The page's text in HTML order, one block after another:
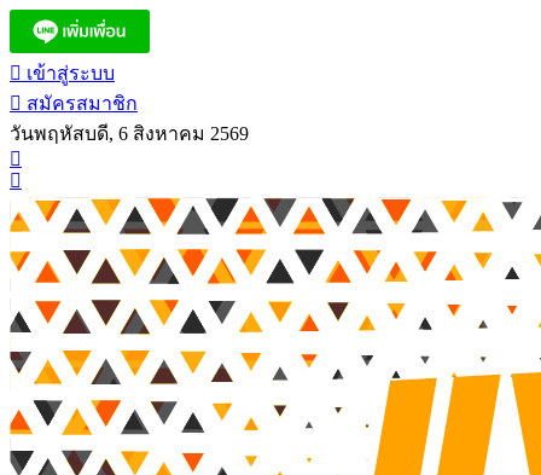
เข้าสู่ระบบ
สมัครสมาชิก
วันพฤหัสบดี, 6 สิงหาคม 2569